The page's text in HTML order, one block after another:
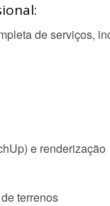
de serviços,
e renderização
terrenos